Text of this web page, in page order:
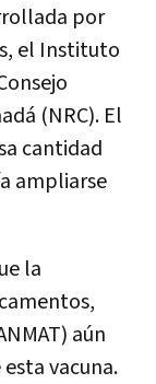
por
el Instituto
(NRC). El
cantidad
ampliarse
la
aún
vacuna.